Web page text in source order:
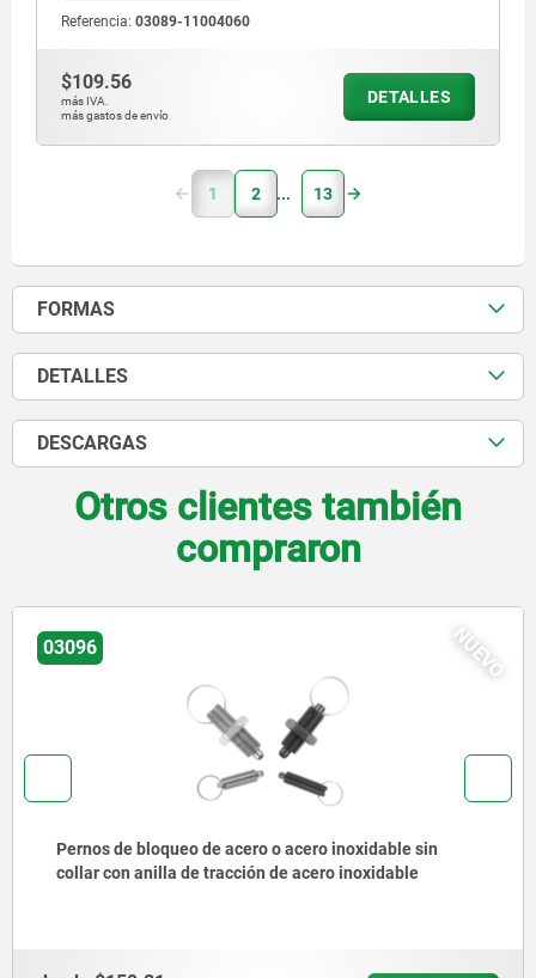
Referencia: 03089-11004060
$109.56
más IVA.
más gastos de envío
DETALLES
1 2 13
FORMAS
DETALLES
DESCARGAS
Otros clientes también
compraron
NUEVO
Pernos de bloqueo de acero o acero
corta, con vástago roscado